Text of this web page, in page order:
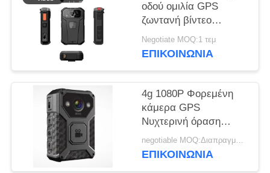
ΠΟΛΙΤΙΚΉ
ΑΠΟΡΡΉΤΟΥ
οδού ομιλία GPS
ζωντανή βίντεο
bodycam για την
επιβολή του νόμου
Negotiate MOQ:1 τεμ
ΕΠΙΚΟΙΝΩΝΊΑ
4g 1080P Φορεμένη
κάμερα GPS
Νυχτερινή όραση
Φορητή κάμερα
σώματος Ηχογράφηση
negotiable MOQ:Διαπραγματεύσιμα
ΕΠΙΚΟΙΝΩΝΊΑ